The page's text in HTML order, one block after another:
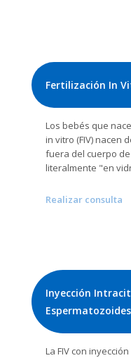
Fertilización In
Los bebés que
in vitro (FIV) nacen
fuera del cuerpo
literalmente "en
Realizar consulta
Inyección
Espermatozoides
La FIV con